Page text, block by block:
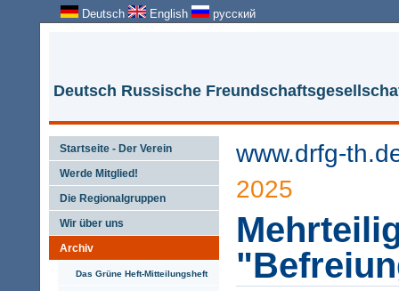
Deutsch English русский
Deutsch Russische
Startseite - Der Verein
Werde Mitglied!
Die Regionalgruppen
Wir über uns
Archiv
Das Grüne Heft-Mitteilungsheft
www.drfg-
2025